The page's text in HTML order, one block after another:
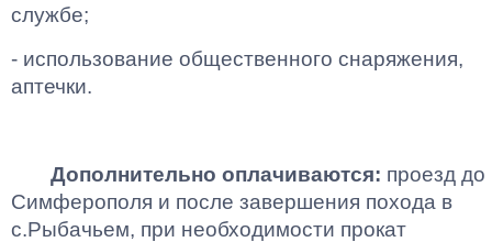
службе;
- использование общественного снаряжения,
аптечки.
Дополнительно оплачиваются: проезд до
Симферополя и после завершения похода в
с.Рыбачьем, при необходимости прокат